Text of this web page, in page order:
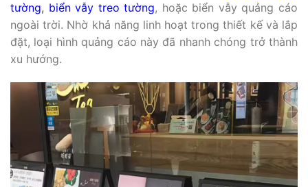
tường, biển vẫy treo tường, hoặc biển vẫy quảng cáo
ngoài trời. Nhờ khả năng linh hoạt trong thiết kế và lắp
đặt, loại hình quảng cáo này đã nhanh chóng trở thành
xu hướng.